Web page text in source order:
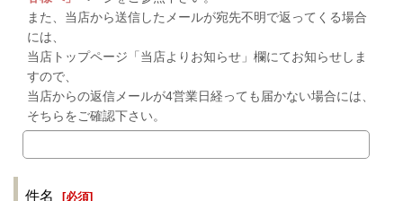
また、当店から送信したメールが宛先不明で返ってくる場合
には、
当店トップページ「当店よりお知らせ」欄にてお知らせしま
すので、
当店からの返信メールが4営業日経っても届かない場合には、
そちらをご確認下さい。
件名 [必須]